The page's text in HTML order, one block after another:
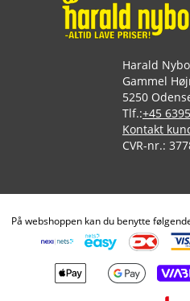
Harald
Gammel
5250
Tlf.:+45
Kontakt
CVR-nr.:
På webshoppen kan du benytte